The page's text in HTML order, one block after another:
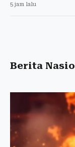
5 jam lalu
Berita